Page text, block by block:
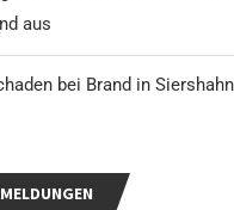
aus
bei Brand in Siershahn